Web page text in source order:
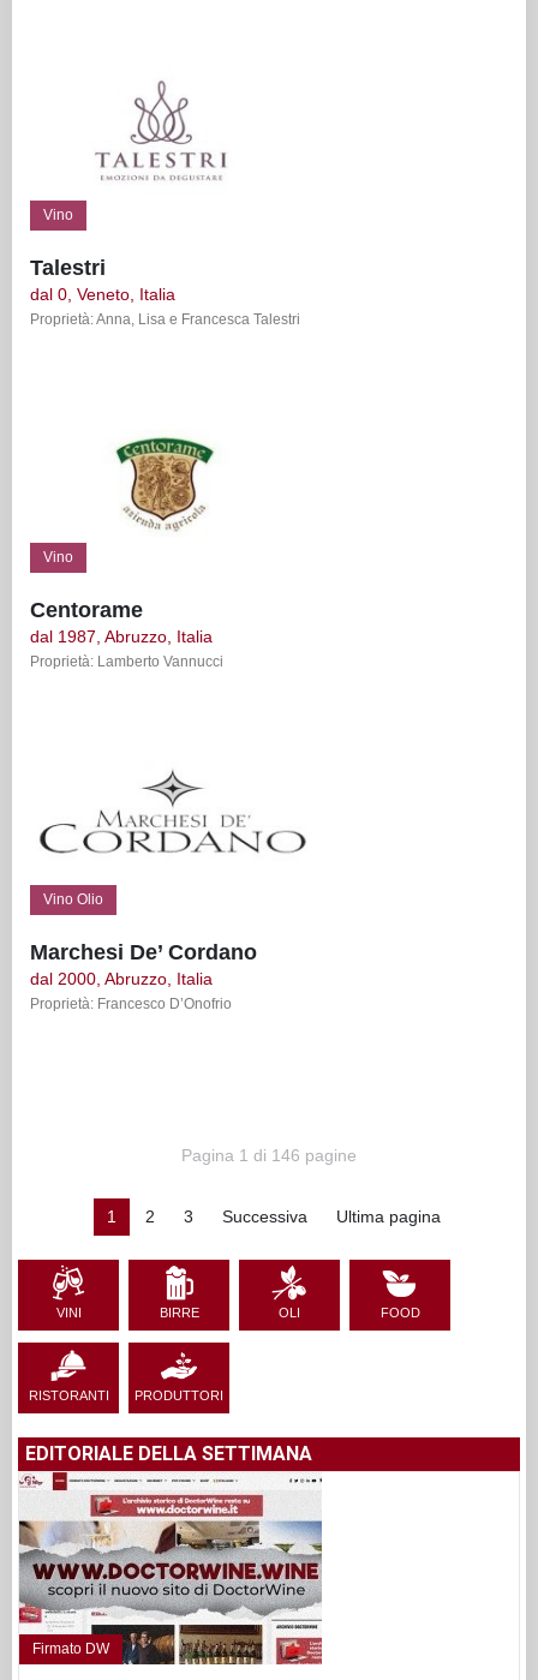
Vino
Talestri
dal 0, Veneto, Italia
Proprietà: Anna, Lisa e Francesca Talestri
Vino
Centorame
dal 1987, Abruzzo, Italia
Proprietà: Lamberto Vannucci
Vino Olio
Marchesi De’ Cordano
dal 2000, Abruzzo, Italia
Proprietà: Francesco D’Onofrio
Pagina 1 di 146 pagine
1 2 3 Successiva Ultima pagina
VINI BIRRE OLI FOOD
RISTORANTI PRODUTTORI
EDITORIALE DELLA SETTIMANA
Firmato DW